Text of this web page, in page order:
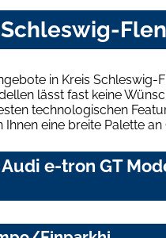
in Kreis
lässt fast keine
technologischen
eine breite Palette an
e-tron GT